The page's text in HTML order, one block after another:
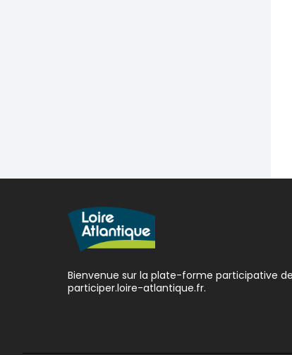
Bienvenue sur la plate-forme participative de
participer.loire-atlantique.fr.